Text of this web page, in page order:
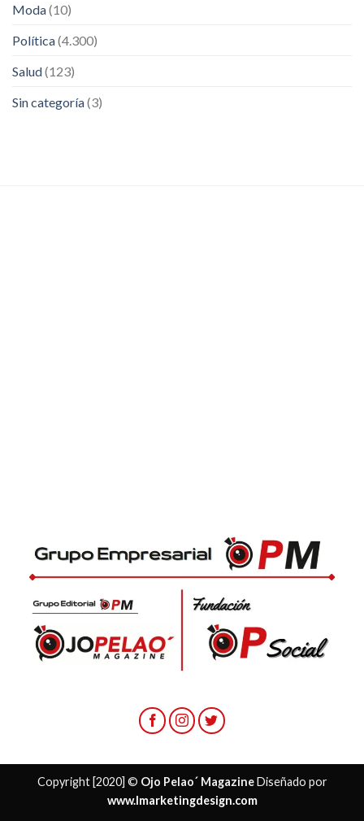
Moda(10)
Política(4.300)
Salud(123)
Sin categoría(3)
Copyright [2020] © Ojo Pelao´ MagazineDiseñado por
www.lmarketingdesign.com